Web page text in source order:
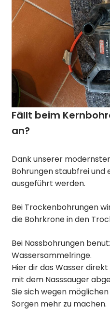
Fällt beim
an?
Dank unserer
Bohrungen staubfrei
ausgeführt werden.
Bei Trockenbohrungen
die Bohrkrone in den
Bei Nassbohrungen
Wassersammelringe.
Hier dir das Wasser
mit dem Nasssauger
Sie sich wegen
Sorgen mehr zu machen.